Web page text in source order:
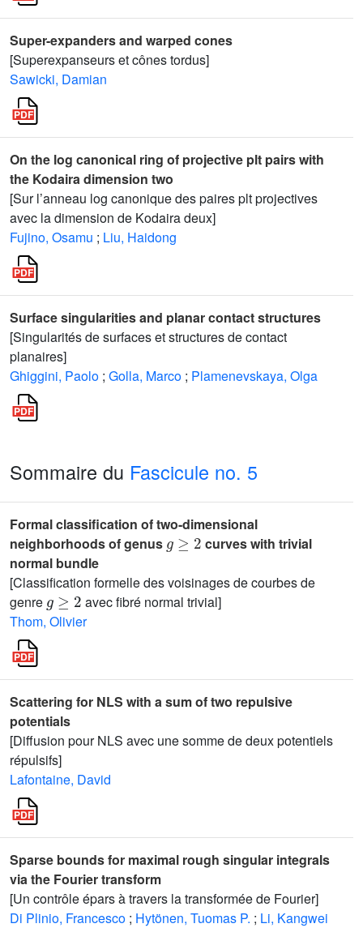
Super-expanders and warped cones
[Superexpanseurs et cônes tordus]
Sawicki, Damian
On the log canonical ring of projective plt pairs with
the Kodaira dimension two
[Sur l’anneau log canonique des paires plt projectives
avec la dimension de Kodaira deux]
Fujino, Osamu ; Liu, Haidong
Surface singularities and planar contact structures
[Singularités de surfaces et structures de contact
planaires]
Ghiggini, Paolo ; Golla, Marco ; Plamenevskaya, Olga
Sommaire du Fascicule no. 5
Formal classification of two-dimensional
neighborhoods of genus
g≥2
curves with trivial
normal bundle
[Classification formelle des voisinages de courbes de
genre
g≥2
avec fibré normal trivial]
Thom, Olivier
Scattering for NLS with a sum of two repulsive
potentials
[Diffusion pour NLS avec une somme de deux potentiels
répulsifs]
Lafontaine, David
Sparse bounds for maximal rough singular integrals
via the Fourier transform
[Un contrôle épars à travers la transformée de Fourier]
Di Plinio, Francesco ; Hytönen, Tuomas P. ; Li, Kangwei